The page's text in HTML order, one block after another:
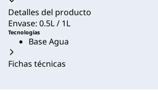
Detalles del producto
Envase: 0.5L / 1L
Tecnologías
Base Agua
Fichas técnicas